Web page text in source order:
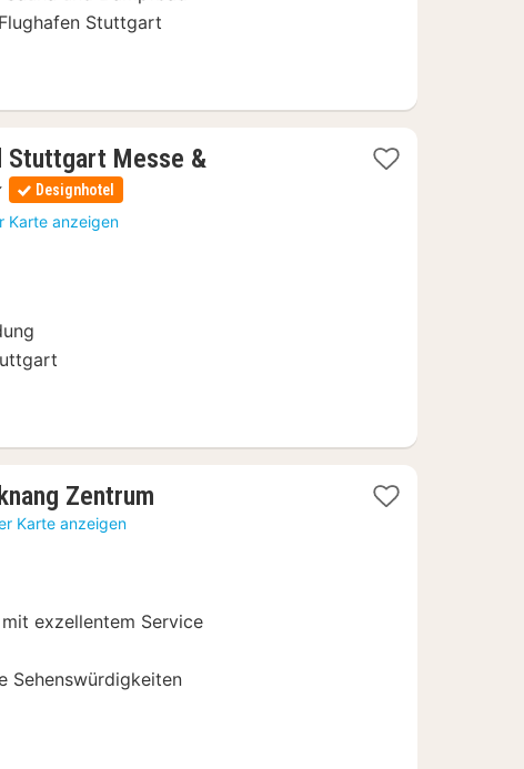
Stuttgart
Stuttgart Messe &
Designhotel
Karte anzeigen
Zentrum
Karte anzeigen
exzellentem Service
Sehenswürdigkeiten